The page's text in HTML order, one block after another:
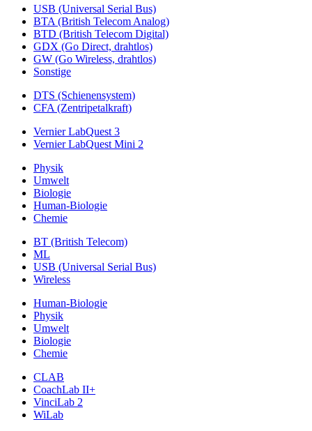
USB (Universal Serial Bus)
BTA (British Telecom Analog)
BTD (British Telecom Digital)
GDX (Go Direct, drahtlos)
GW (Go Wireless, drahtlos)
Sonstige
DTS (Schienensystem)
CFA (Zentripetalkraft)
Vernier LabQuest 3
Vernier LabQuest Mini 2
Physik
Umwelt
Biologie
Human-Biologie
Chemie
BT (British Telecom)
ML
USB (Universal Serial Bus)
Wireless
Human-Biologie
Physik
Umwelt
Biologie
Chemie
CLAB
CoachLab II+
VinciLab 2
WiLab